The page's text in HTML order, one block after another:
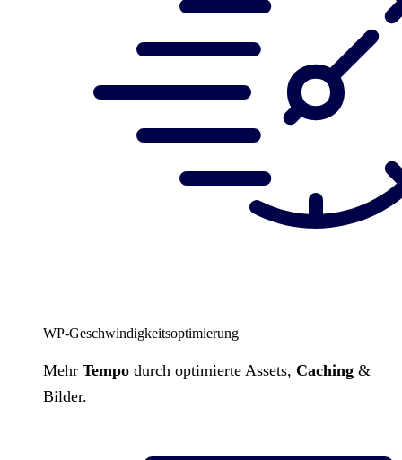
WP-Geschwindigkeitsoptimierung
Mehr Tempo durch optimierte Assets, Caching &
Bilder.